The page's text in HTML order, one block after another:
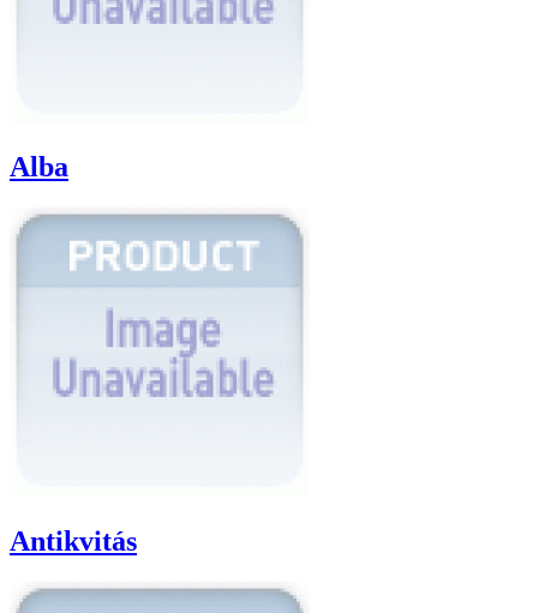
Alba
Antikvitás